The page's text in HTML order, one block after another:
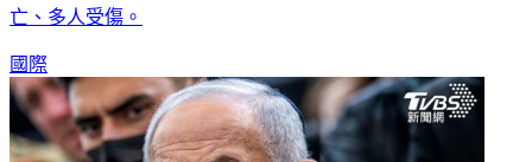
亡、多人受傷。
國際